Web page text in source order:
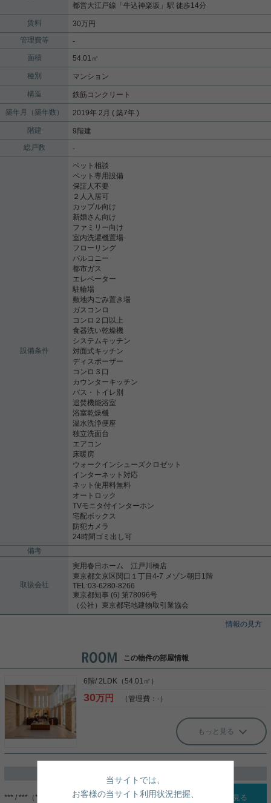
都営大江戸線 「牛込神楽坂 」駅 徒歩14分
賃料
30万円
管理費等
-
面積
54.01㎡
種別 マンション
構造 鉄筋コンクリート
築年月（築年数） 2019年 2月 ( 築7年 )
階建
9階建
総戸数
-
設備条件
ペット相談
ペット専用設備
保証人不要
２人入居可
カップル向け
新婚さん向け
ファミリー向け
室内洗濯機置場
フローリング
バルコニー
都市ガス
エレベーター
駐輪場
敷地内ごみ置き場
ガスコンロ
コンロ２口以上
食器洗い乾燥機
システムキッチン
対面式キッチン
ディスポーザー
コンロ３口
カウンターキッチン
バス・トイレ別
追焚機能浴室
浴室乾燥機
温水洗浄便座
独立洗面台
エアコン
床暖房
ウォークインシューズクロゼット
インターネット対応
ネット使用料無料
オートロック
TVモニタ付インターホン
宅配ボックス
防犯カメラ
24時間ゴミ出し可
備考
取扱会社
実用春日ホーム 江戸川橋店
東京都文京区関口１丁目4-7 メゾン朝日1階
TEL:03-6280-8266
東京都知事 (6) 第78096号
（公社）東京都宅地建物取引業協会
情報の見方
この物件の部屋情報
6階/ 2LDK（54.01㎡）
30万円 （管理費：-）
もっと見る
*** / ***（***） 詳細を見る
当サイトでは、
お客様の当サイト利用状況把握、